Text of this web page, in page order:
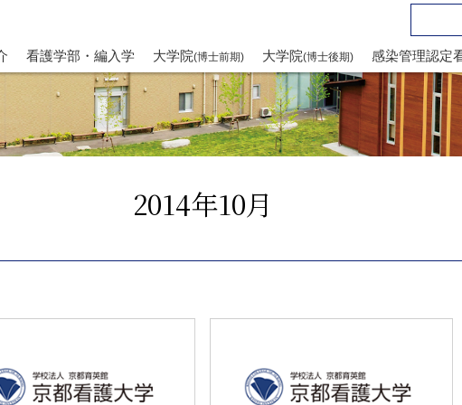
看護学部・編入学 大学院(博士前期) 大学院(博士後期) 感染管理認定
2014年10月